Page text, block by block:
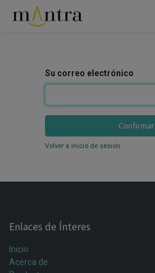
Su correo electrónico
Confirmar
Volver a inicio de sesión
Enlaces de Ínteres
Inicio
Acerca de